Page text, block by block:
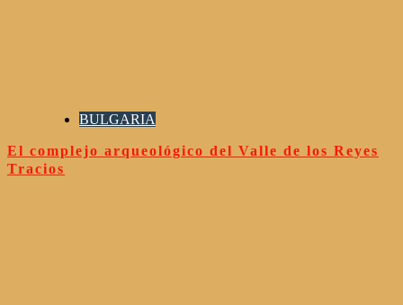
BULGARIA
El complejo arqueológico del Valle de los Reyes
Tracios